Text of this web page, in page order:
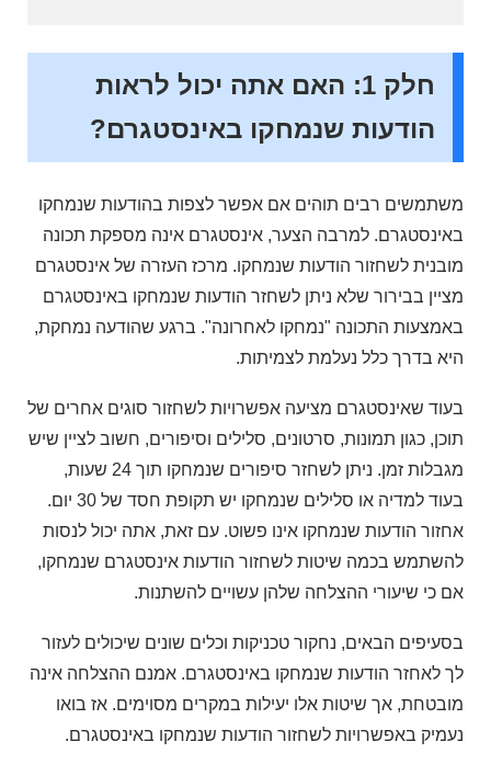
חלק 1: האם אתה יכול לראות
הודעות שנמחקו באינסטגרם?
משתמשים רבים תוהים אם אפשר לצפות בהודעות שנמחקו
באינסטגרם. למרבה הצער, אינסטגרם אינה מספקת תכונה
מובנית לשחזור הודעות שנמחקו. מרכז העזרה של אינסטגרם
מציין בבירור שלא ניתן לשחזר הודעות שנמחקו באינסטגרם
באמצעות התכונה "נמחקו לאחרונה". ברגע שהודעה נמחקת,
היא בדרך כלל נעלמת לצמיתות.
בעוד שאינסטגרם מציעה אפשרויות לשחזור סוגים אחרים של
תוכן, כגון תמונות, סרטונים, סלילים וסיפורים, חשוב לציין שיש
מגבלות זמן. ניתן לשחזר סיפורים שנמחקו תוך 24 שעות,
בעוד למדיה או סלילים שנמחקו יש תקופת חסד של 30 יום.
אחזור הודעות שנמחקו אינו פשוט. עם זאת, אתה יכול לנסות
להשתמש בכמה שיטות לשחזור הודעות אינסטגרם שנמחקו,
אם כי שיעורי ההצלחה שלהן עשויים להשתנות.
בסעיפים הבאים, נחקור טכניקות וכלים שונים שיכולים לעזור
לך לאחזר הודעות שנמחקו באינסטגרם. אמנם ההצלחה אינה
מובטחת, אך שיטות אלו יעילות במקרים מסוימים. אז בואו
נעמיק באפשרויות לשחזור הודעות שנמחקו באינסטגרם.